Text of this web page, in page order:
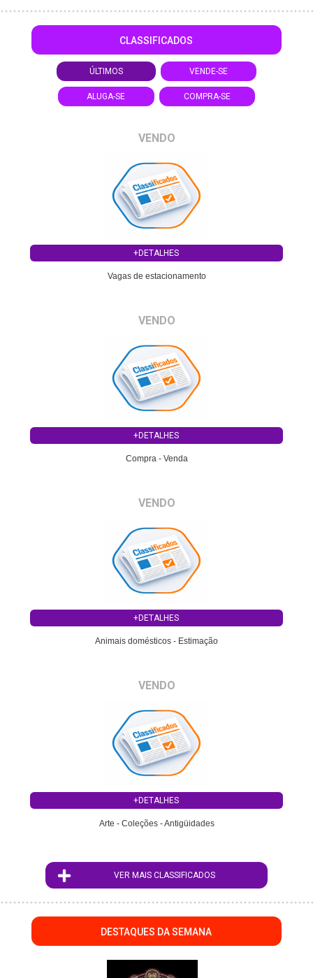
CLASSIFICADOS
ÚLTIMOS VENDE-SE
ALUGA-SE COMPRA-SE
VENDO
+DETALHES
Vagas de estacionamento
VENDO
+DETALHES
Compra - Venda
VENDO
+DETALHES
Animais domésticos - Estimação
VENDO
+DETALHES
Arte - Coleções - Antigüidades
VER MAIS CLASSIFICADOS
DESTAQUES DA SEMANA